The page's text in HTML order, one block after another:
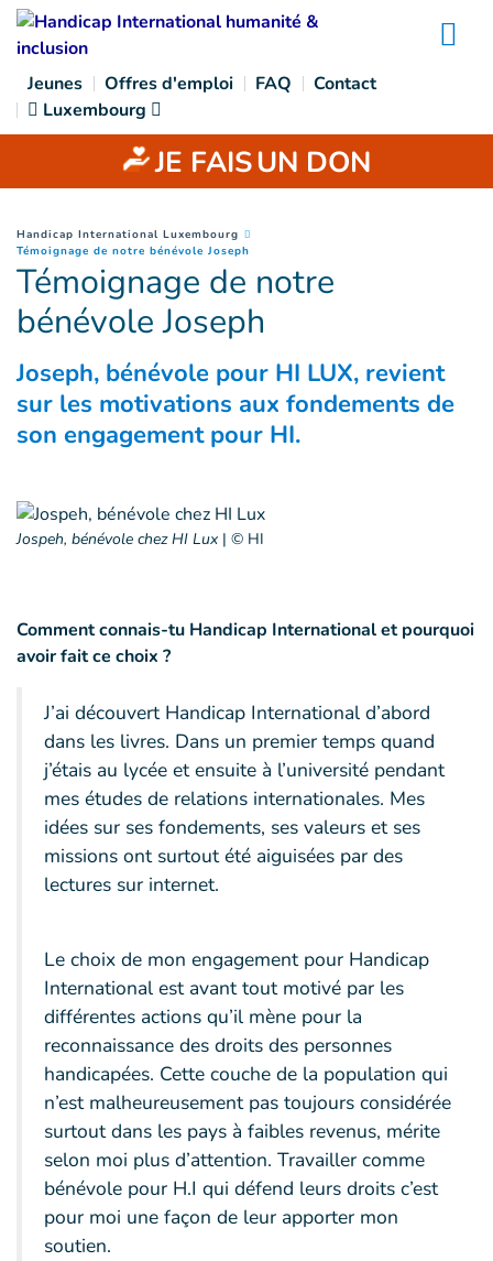
Goto main content
Jeunes Offres d'emploi FAQ
Contact
Luxembourg
JE FAISUN DON
You are here :
Handicap International Luxembourg
Témoignage de notre bénévole Joseph
Témoignage de notre
bénévole Joseph
Joseph, bénévole pour HI LUX, revient
sur les motivations aux fondements de
son engagement pour HI.
Jospeh, bénévole chez HI Lux | © HI
Comment connais-tu Handicap International et pourquoi
avoir fait ce choix ?
J’ai découvert Handicap International d’abord
dans les livres. Dans un premier temps quand
j’étais au lycée et ensuite à l’université pendant
mes études de relations internationales. Mes
idées sur ses fondements, ses valeurs et ses
missions ont surtout été aiguisées par des
lectures sur internet.
Le choix de mon engagement pour Handicap
International est avant tout motivé par les
différentes actions qu’il mène pour la
reconnaissance des droits des personnes
handicapées. Cette couche de la population qui
n’est malheureusement pas toujours considérée
surtout dans les pays à faibles revenus, mérite
selon moi plus d’attention. Travailler comme
bénévole pour H.I qui défend leurs droits c’est
pour moi une façon de leur apporter mon
soutien.